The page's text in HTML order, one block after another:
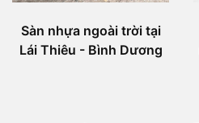
Sàn nhựa ngoài trời tại
Lái Thiêu - Bình Dương